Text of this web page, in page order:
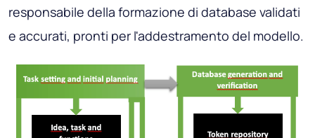
responsabile della formazione di database validati
e accurati, pronti per l'addestramento del modello.